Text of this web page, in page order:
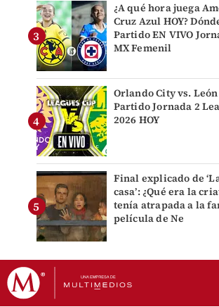
¿A qué hora juega
Cruz Azul HOY?
Partido EN VIVO
MX Femenil
Orlando City vs. León
Partido Jornada 2
2026 HOY
Final explicado de
casa’: ¿Qué era la
tenía atrapada a la
película de Ne